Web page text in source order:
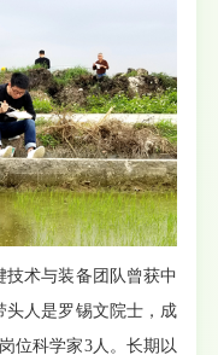
术与装备团队曾获中
头人是罗锡文院士，成
位科学家3人。长期以